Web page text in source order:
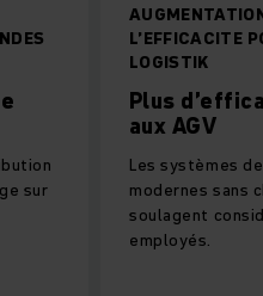
L’EFFICACITE
LOGISTIK
Plus
aux AGV
Les systèmes
modernes sans
soulagent
employés.
sur